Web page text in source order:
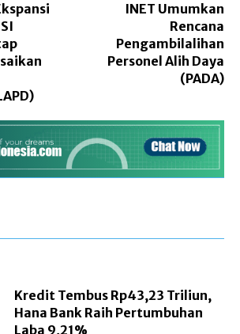
INET Umumkan
Rencana
Pengambilalihan
Personel Alih Daya
(PADA)
Kredit Tembus Rp43,23 Triliun,
Hana Bank Raih Pertumbuhan
Laba 9,21%